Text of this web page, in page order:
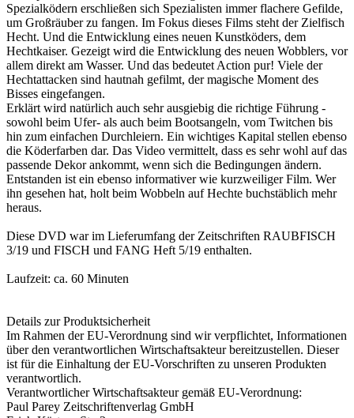
Spezialködern erschließen sich Spezialisten immer flachere Gefilde,
um Großräuber zu fangen. Im Fokus dieses Films steht der Zielfisch
Hecht. Und die Entwicklung eines neuen Kunstköders, dem
Hechtkaiser. Gezeigt wird die Entwicklung des neuen Wobblers, vor
allem direkt am Wasser. Und das bedeutet Action pur! Viele der
Hechtattacken sind hautnah gefilmt, der magische Moment des
Bisses eingefangen.
Erklärt wird natürlich auch sehr ausgiebig die richtige Führung -
sowohl beim Ufer- als auch beim Bootsangeln, vom Twitchen bis
hin zum einfachen Durchleiern. Ein wichtiges Kapital stellen ebenso
die Köderfarben dar. Das Video vermittelt, dass es sehr wohl auf das
passende Dekor ankommt, wenn sich die Bedingungen ändern.
Entstanden ist ein ebenso informativer wie kurzweiliger Film. Wer
ihn gesehen hat, holt beim Wobbeln auf Hechte buchstäblich mehr
heraus.
Diese DVD war im Lieferumfang der Zeitschriften RAUBFISCH
3/19 und FISCH und FANG Heft 5/19 enthalten.
Laufzeit: ca. 60 Minuten
Details zur Produktsicherheit
Im Rahmen der EU-Verordnung sind wir verpflichtet, Informationen
über den verantwortlichen Wirtschaftsakteur bereitzustellen. Dieser
ist für die Einhaltung der EU-Vorschriften zu unseren Produkten
verantwortlich.
Verantwortlicher Wirtschaftsakteur gemäß EU-Verordnung:
Paul Parey Zeitschriftenverlag GmbH